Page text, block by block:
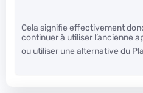
Cela signifie effectivement
continuer à utiliser l’ancienne
ou utiliser une alternative du